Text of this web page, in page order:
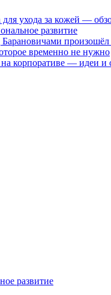
ухода за кожей —
развитие
Барановичами
временно не нужно
корпоративе — идеи и
развитие